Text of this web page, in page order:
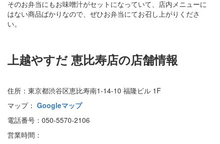
そのお弁当にもお味噌汁がセットになっていて、店内メニューに
はない商品ばかりなので、ぜひお弁当にてお召し上がりくださ
い。
上越やすだ 恵比寿店の店舗情報
住所：東京都渋谷区恵比寿南1-14-10 福隆ビル 1F
マップ： Googleマップ
電話番号：050-5570-2106
営業時間：